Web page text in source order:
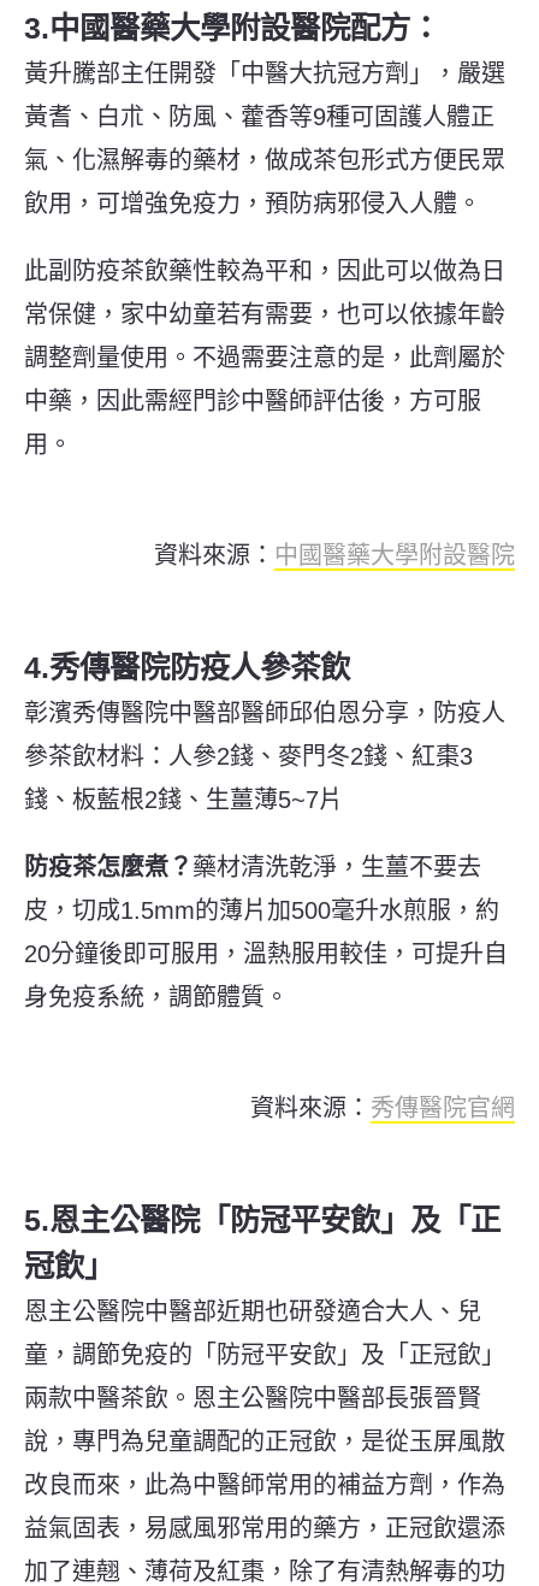
3.中國醫藥大學附設醫院配方：
⿈升騰部主任開發「中醫⼤抗冠⽅劑」，嚴選
⿈耆、⽩朮、防⾵、藿⾹等9種可固護⼈體正
氣、化濕解毒的藥材，做成茶包形式⽅便⺠眾
飲⽤，可增強免疫⼒，預防病邪侵⼊⼈體。
此副防疫茶飲藥性較為平和，因此可以做為日
常保健，家中幼童若有需要，也可以依據年齡
調整劑量使用。不過需要注意的是，此劑屬於
中藥，因此需經門診中醫師評估後，方可服
用。
資料來源： 中國醫藥⼤學附設醫院
4.秀傳醫院防疫人參茶飲
彰濱秀傳醫院中醫部醫師邱伯恩分享，防疫人
參茶飲材料：人參2錢、麥門冬2錢、紅棗3
錢、板藍根2錢、生薑薄5~7片
防疫茶怎麼煮？ 藥材清洗乾淨，生薑不要去
皮，切成1.5mm的薄片加500毫升水煎服，約
20分鐘後即可服用，溫熱服用較佳，可提升自
身免疫系統，調節體質。
資料來源： 秀傳醫院官網
5.恩主公醫院「防冠平安飲」及「正
冠飲」
恩主公醫院中醫部近期也研發適合大人、兒
童，調節免疫的「防冠平安飲」及「正冠飲」
兩款中醫茶飲。恩主公醫院中醫部長張晉賢
說，專門為兒童調配的正冠飲，是從玉屏風散
改良而來，此為中醫師常用的補益方劑，作為
益氣固表，易感風邪常用的藥方，正冠飲還添
加了連翹、薄荷及紅棗，除了有清熱解毒的功